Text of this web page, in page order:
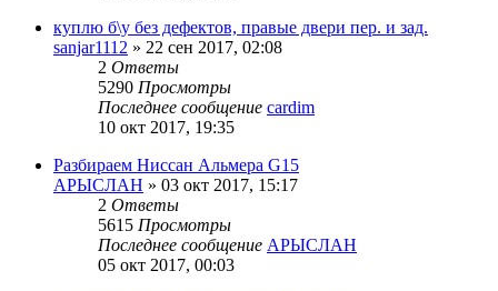
куплю б\у без дефектов, правые двери пер. и зад.
sanjar1112 » 22 сен 2017, 02:08
2 Ответы
5290 Просмотры
Последнее сообщение cardim
10 окт 2017, 19:35
Разбираем Ниссан Альмера G15
АРЫСЛАН » 03 окт 2017, 15:17
2 Ответы
5615 Просмотры
Последнее сообщение АРЫСЛАН
05 окт 2017, 00:03